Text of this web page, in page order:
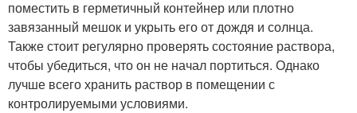
поместить в герметичный контейнер или плотно
завязанный мешок и укрыть его от дождя и солнца.
Также стоит регулярно проверять состояние раствора,
чтобы убедиться, что он не начал портиться. Однако
лучше всего хранить раствор в помещении с
контролируемыми условиями.